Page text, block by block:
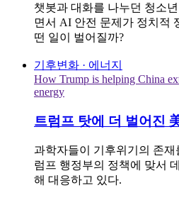
챗봇과 대화를 나누던 청소
면서 AI 안전 문제가 정치적
떤 일이 벌어질까?
기후변화 · 에너지
How Trump is helping China
energy
트럼프 탓에 더 벌어진
과학자들이 기후위기의 존
럼프 행정부의 정책에 맞서
해 대응하고 있다.